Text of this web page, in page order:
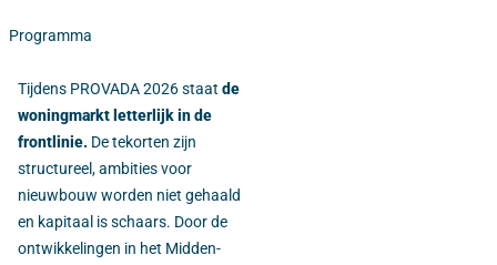
Programma
Tijdens PROVADA 2026 staat de
woningmarkt letterlijk in de
frontlinie. De tekorten zijn
structureel, ambities voor
nieuwbouw worden niet gehaald
en kapitaal is schaars. Door de
ontwikkelingen in het Midden-